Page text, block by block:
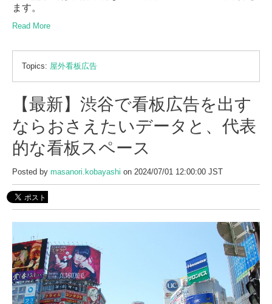
ます。
Read More
Topics: 屋外看板広告
【最新】渋谷で看板広告を出す
ならおさえたいデータと、代表
的な看板スペース
Posted by masanori.kobayashi on 2024/07/01 12:00:00 JST